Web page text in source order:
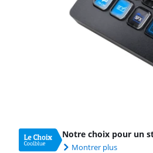
Notre choix pour un
Montrer plus